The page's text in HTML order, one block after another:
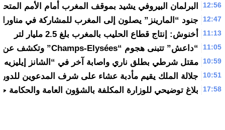
12:56 البرلمان البيروفي يشيد بموقف المغرب أمام الأمم
12:47 جنود “المارينز” يصلون إلى المغرب للمشاركة في
11:13 أخنوش: إنتاج قطاع الحليب بالمغرب بلغ 2.5 مليار لتر
11:05 “داعش” تتبنى هجوم “Champs-Elysées” وتكشف عن هوية منفذه
10:59 مقتل شرطي بطلق ناري واصابة آخر في “الشانز إيليزيه”
10:51 جلالة الملك يقيم مأدبة عشاء على شرف المدعوين للدورة 12 للفلاحة
17:58 بلاغ توضيحي للوزارة المكلفة بالشؤون العامة